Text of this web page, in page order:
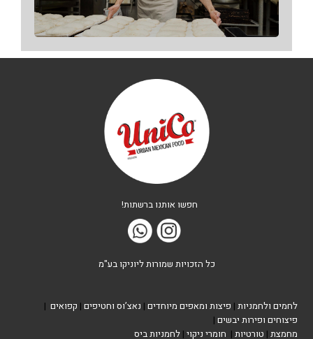
לחמים ולחמניות | פיצות ומאפים מיוחדים | נאצ’וס וחטיפים | קפואים |
פיצוחים ופירות יבשים |
מחמצת | טורטיות | חומרי ניקוי |לחמניות ביס
חפשו אותנו ברשתות!
כל הזכויות שמורות ליוניקו בע"מ